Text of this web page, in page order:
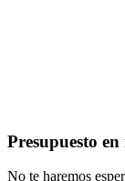
Presupuesto
No te haremos